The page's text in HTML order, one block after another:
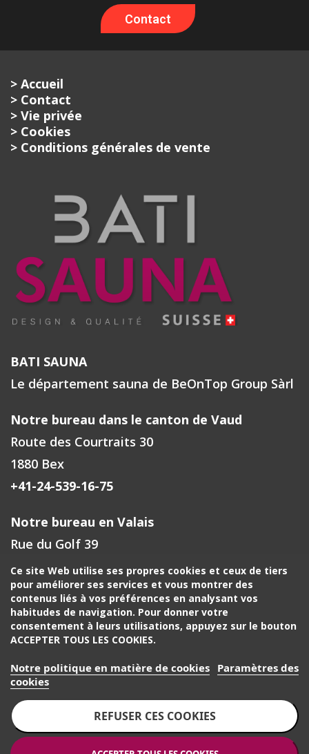
Ce site Web utilise ses propres cookies et ceux de tiers
pour améliorer ses services et vous montrer des
contenus liés à vos préférences en analysant vos
habitudes de navigation. Pour donner votre
consentement à leurs utilisations, appuyez sur le bouton
ACCEPTER TOUS LES COOKIES.
Notre politique en matière de cookies Paramètres des
cookies
REFUSER CES COOKIES
Contact
> Accueil
> Contact
> Vie privée
> Cookies
> Conditions générales de vente
BATI SAUNA
Le département sauna de BeOnTop Group Sàrl
Notre bureau dans le canton de Vaud
Route des Courtraits 30
1880 Bex
+41-24-539-16-75
Notre bureau en Valais
Rue du Golf 39
1971 Grimisuat
+41-27-588-00-72
Votre contact à Fribourg, Neuchâtel
+41-24-539-16-75
Votre contact région de Genève, Jura, Berne
+41-22-518-30-30